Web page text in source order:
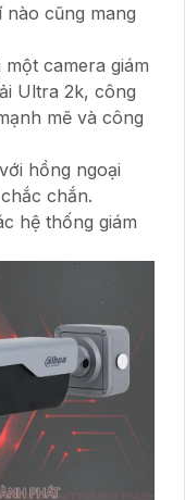
cũng mang
một camera giám
Ultra 2k, công
mẽ và công
hồng ngoại
chắn.
hệ thống giám